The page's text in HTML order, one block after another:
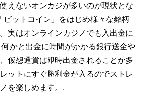
えないオンカジが多いのが現状とな
ビットコイン」をはじめ様々な銘柄
実はオンラインカジノでも入出金に
かと出金に時間がかかる銀行送金や
仮想通貨は即時出金されることが多
ットにすぐ勝利金が入るのでストレ
を楽しめます。.